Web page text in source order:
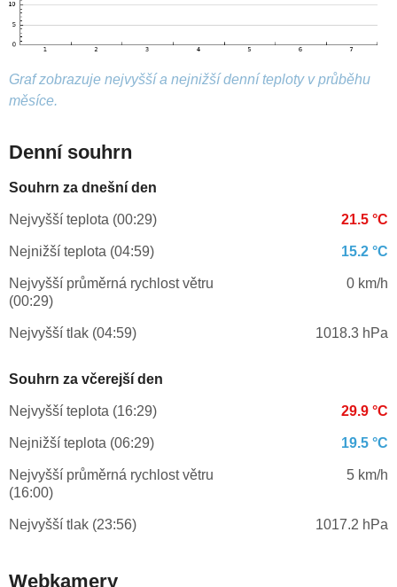
Graf zobrazuje nejvyšší a nejnižší denní teploty v průběhu
měsíce.
Denní souhrn
Souhrn za dnešní den
Nejvyšší teplota (00:29) 21.5 °C
Nejnižší teplota (04:59) 15.2 °C
Nejvyšší průměrná rychlost větru
(00:29)
0 km/h
Nejvyšší tlak (04:59) 1018.3 hPa
Souhrn za včerejší den
Nejvyšší teplota (16:29) 29.9 °C
Nejnižší teplota (06:29) 19.5 °C
Nejvyšší průměrná rychlost větru
(16:00)
5 km/h
Nejvyšší tlak (23:56) 1017.2 hPa
Webkamery